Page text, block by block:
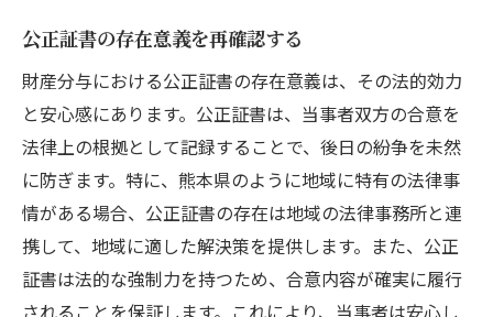
公正証書の存在意義を再確認する
財産分与における公正証書の存在意義は、その法的効力
と安心感にあります。公正証書は、当事者双方の合意を
法律上の根拠として記録することで、後日の紛争を未然
に防ぎます。特に、熊本県のように地域に特有の法律事
情がある場合、公正証書の存在は地域の法律事務所と連
携して、地域に適した解決策を提供します。また、公正
証書は法的な強制力を持つため、合意内容が確実に履行
されることを保証します。これにより、当事者は安心し